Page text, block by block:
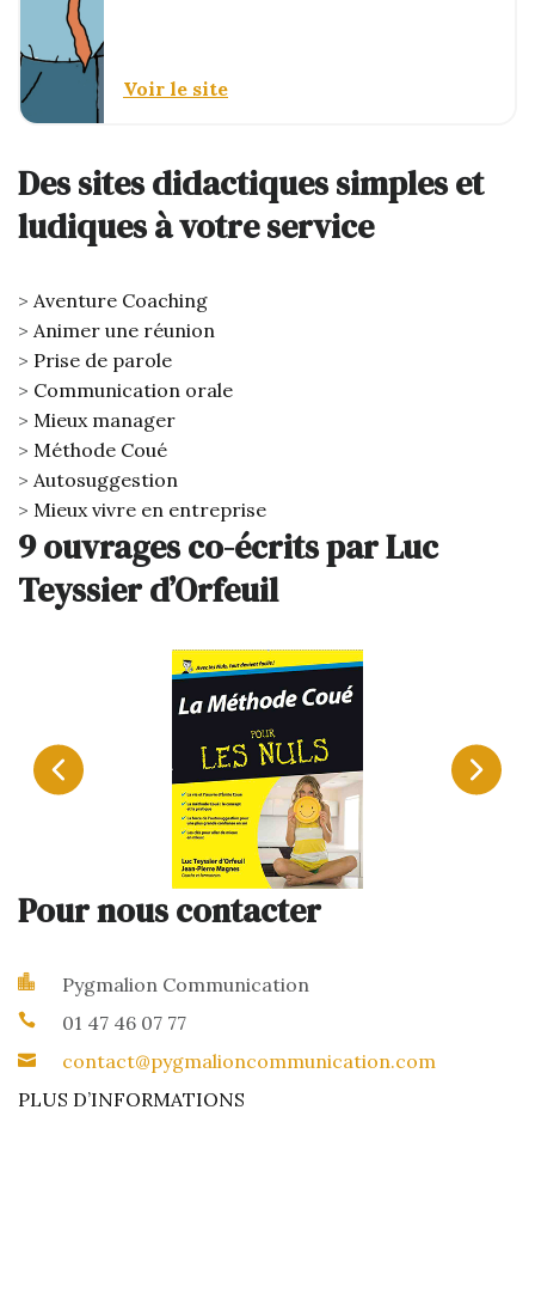
Voir le site
Des sites didactiques simples et
ludiques à votre service
Aventure Coaching
Animer une réunion
Prise de parole
Communication orale
Mieux manager
Méthode Coué
Autosuggestion
Mieux vivre en entreprise
9 ouvrages co-écrits par Luc
Teyssier d’Orfeuil
Pour nous contacter
Pygmalion Communication
01 47 46 07 77
contact@pygmalioncommunication.com
PLUS D’INFORMATIONS